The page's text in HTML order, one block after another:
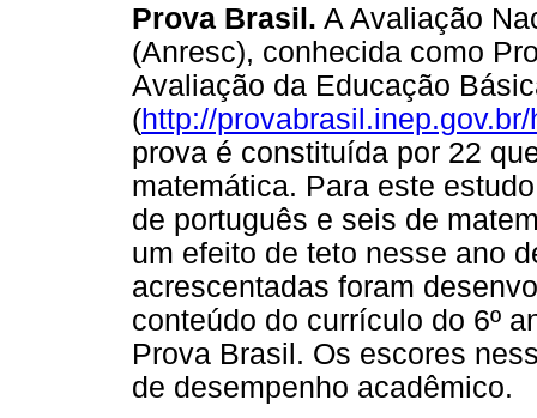
Prova Brasil. A Avaliação
(Anresc), conhecida como
Avaliação da Educação
(http://
prova é constituída por 22
matemática. Para este
de português e seis de
um efeito de teto nesse ano
acrescentadas foram
conteúdo do currículo do 6º
Prova Brasil. Os escores
de desempenho acadêmico.